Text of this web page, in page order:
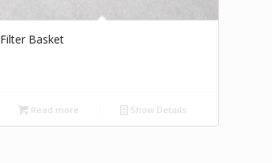
Filter Basket
Read more Show Details